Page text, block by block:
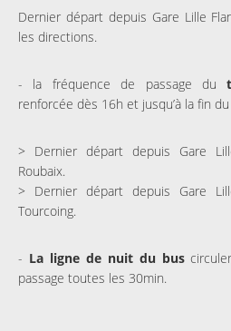
Dernier départ depuis Gare Lille
les directions.
- la fréquence de passage du
renforcée dès 16h et jusqu’à la fin
> Dernier départ depuis Gare
Roubaix.
> Dernier départ depuis Gare
Tourcoing.
- La ligne de nuit du bus
passage toutes les 30min.